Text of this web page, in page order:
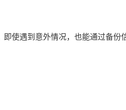
使遇到意外情况，也能通过备份